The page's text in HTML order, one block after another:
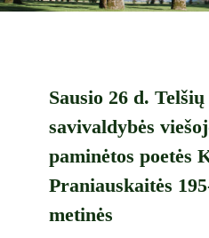
Sausio 26 d.
savivaldybės
paminėtos poetės
Praniauskaitės
metinės